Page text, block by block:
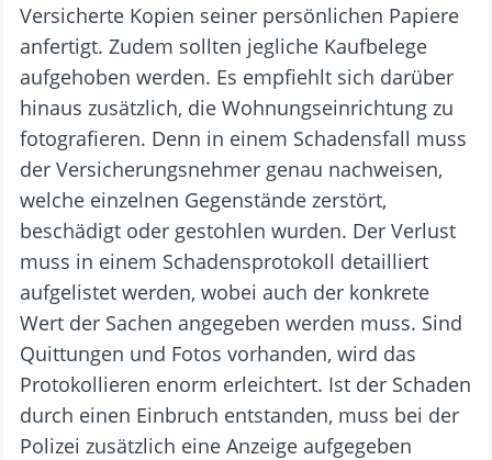
Versicherte Kopien seiner persönlichen Papiere
anfertigt. Zudem sollten jegliche Kaufbelege
aufgehoben werden. Es empfiehlt sich darüber
hinaus zusätzlich, die Wohnungseinrichtung zu
fotografieren. Denn in einem Schadensfall muss
der Versicherungsnehmer genau nachweisen,
welche einzelnen Gegenstände zerstört,
beschädigt oder gestohlen wurden. Der Verlust
muss in einem Schadensprotokoll detailliert
aufgelistet werden, wobei auch der konkrete
Wert der Sachen angegeben werden muss. Sind
Quittungen und Fotos vorhanden, wird das
Protokollieren enorm erleichtert. Ist der Schaden
durch einen Einbruch entstanden, muss bei der
Polizei zusätzlich eine Anzeige aufgegeben